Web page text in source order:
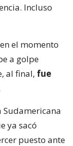
Incluso
el momento
a golpe
al final, fue
ya sacó
puesto ante